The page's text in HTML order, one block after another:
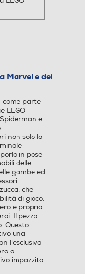
Marvel e dei
come parte
LEGO
e
non solo la
in pose
delle
gambe ed
che
di gioco,
e proprio
Il pezzo
Questo
una
l'esclusiva
a
impazzito.